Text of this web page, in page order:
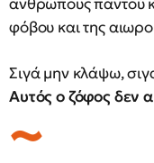
φόβου και της
Σιγά μην κλάψω,
Αυτός ο ζόφος δεν